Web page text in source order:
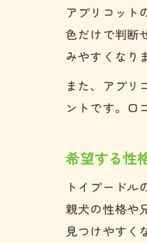
アプリコット
色だけで判断
みやすくなり
また、アプリ
ントです。口
希望する性
トイプード
親犬の性格や
見つけやすく